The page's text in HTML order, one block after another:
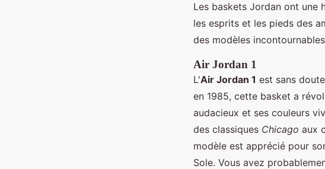
Les baskets Jordan ont une
les esprits et les pieds des
des modèles
Air Jordan 1
L'Air Jordan 1 est sans
en 1985, cette basket a
audacieux et ses couleurs
des classiques Chicago aux
modèle est apprécié pour
Sole. Vous avez